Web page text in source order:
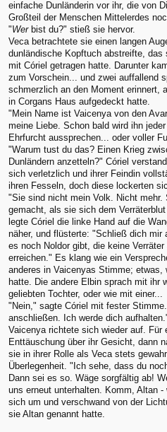
einfache Dunländerin vor ihr, die von
Großteil der Menschen Mittelerdes
"Werbist du?" stieß sie hervor.
Veca betrachtete sie einen langen
dunländische Kopftuch abstreifte, das
mit Córiel getragen hatte. Darunter
zum Vorschein... und zwei auffallend
schmerzlich an den Moment erinnert,
in Corgans Haus aufgedeckt hatte.
"Mein Name ist Vaicenya von den
meine Liebe. Schon bald wird ihn
Ehrfurcht aussprechen... oder voller
"Warum tust du das? Einen Krieg
Dunländern anzetteln?" Córiel
sich verletzlich und ihrer Feindin
ihren Fesseln, doch diese lockerten
"Sie sind nicht mein Volk. Nicht
gemacht, als sie sich dem
legte Córiel die linke Hand auf die
näher, und flüsterte: "Schließ dich mir
es noch Noldor gibt, die keine
erreichen." Es klang wie ein
anderes in Vaicenyas Stimme; etwas,
hatte. Die andere Elbin sprach mit ihr
geliebten Tochter, oder wie mit einer...
"Nein," sagte Córiel mit fester
anschließen. Ich werde dich
Vaicenya richtete sich wieder auf. Für
Enttäuschung über ihr Gesicht, dann
sie in ihrer Rolle als Veca stets
Überlegenheit. "Ich sehe, dass du
Dann sei es so. Wäge sorgfältig ab!
uns erneut unterhalten. Komm, Altan
sich um und verschwand von der
sie Altan genannt hatte.